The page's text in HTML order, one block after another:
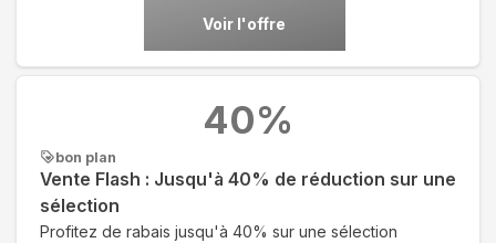
Voir l'offre
bon plan
Vente Flash : Jusqu'à 40% de réduction sur une
sélection
Profitez de rabais jusqu'à 40% sur une sélection
40%